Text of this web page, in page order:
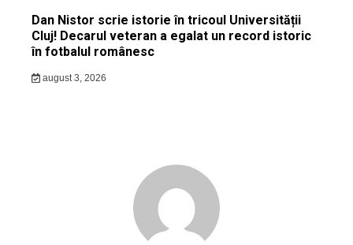
Dan Nistor scrie istorie în tricoul Universității
Cluj! Decarul veteran a egalat un record istoric
în fotbalul românesc
august 3, 2026